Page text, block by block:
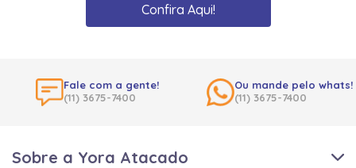
Confira Aqui!
Fale com a gente!
(11) 3675-7400
Ou mande pelo whats!
(11) 3675-7400
Sobre a Yora Atacado